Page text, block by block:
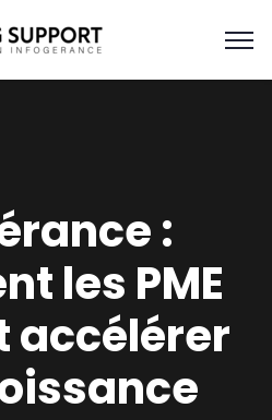
:
les PME
accélérer